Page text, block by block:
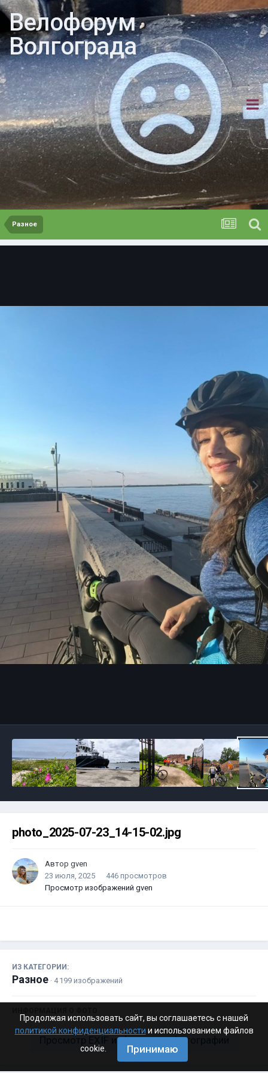
Велофорум
Волгограда
Разное
photo_2025-07-23_14-15-02.jpg
Автор gven
23 июля, 2025
446 просмотров
Просмотр изображений gven
ИЗ КАТЕГОРИИ:
Разное · 4 199 изображений
Просмотр EXIF информации фотографии
Продолжая использовать сайт, вы соглашаетесь с нашей
политикой конфиденциальности и использованием файлов
cookie.
Принимаю